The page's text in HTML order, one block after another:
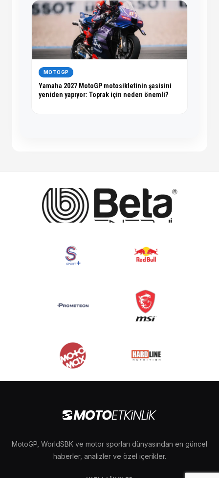
MOTOGP
Yamaha 2027 MotoGP motosikletinin şasisini
yeniden yapıyor: Toprak için neden önemli?
MotoGP, WorldSBK ve motor sporları dünyasından en güncel
haberler, analizler ve özel içerikler.